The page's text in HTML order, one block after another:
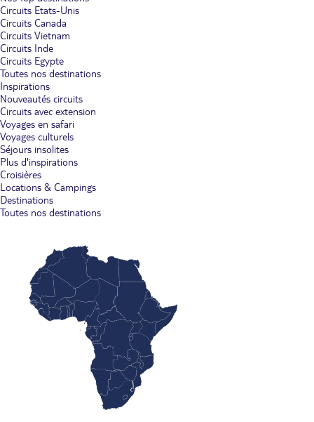
Circuits Etats-Unis
Circuits Canada
Circuits Vietnam
Circuits Inde
Circuits Egypte
Toutes nos destinations
Inspirations
Nouveautés circuits
Circuits avec extension
Voyages en safari
Voyages culturels
Séjours insolites
Plus d'inspirations
Croisières
Locations & Campings
Destinations
Toutes nos destinations